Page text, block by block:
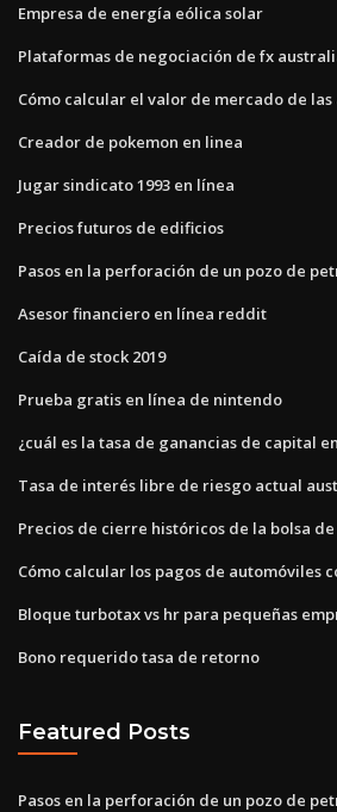
Empresa de energía eólica solar
Plataformas de negociación de fx
Cómo calcular el valor de mercado de las
Creador de pokemon en linea
Jugar sindicato 1993 en línea
Precios futuros de edificios
Pasos en la perforación de un pozo de
Asesor financiero en línea reddit
Caída de stock 2019
Prueba gratis en línea de nintendo
¿cuál es la tasa de ganancias de capital
Tasa de interés libre de riesgo actual
Precios de cierre históricos de la bolsa
Cómo calcular los pagos de automóviles
Bloque turbotax vs hr para pequeñas
Bono requerido tasa de retorno
Featured Posts
Pasos en la perforación de un pozo de